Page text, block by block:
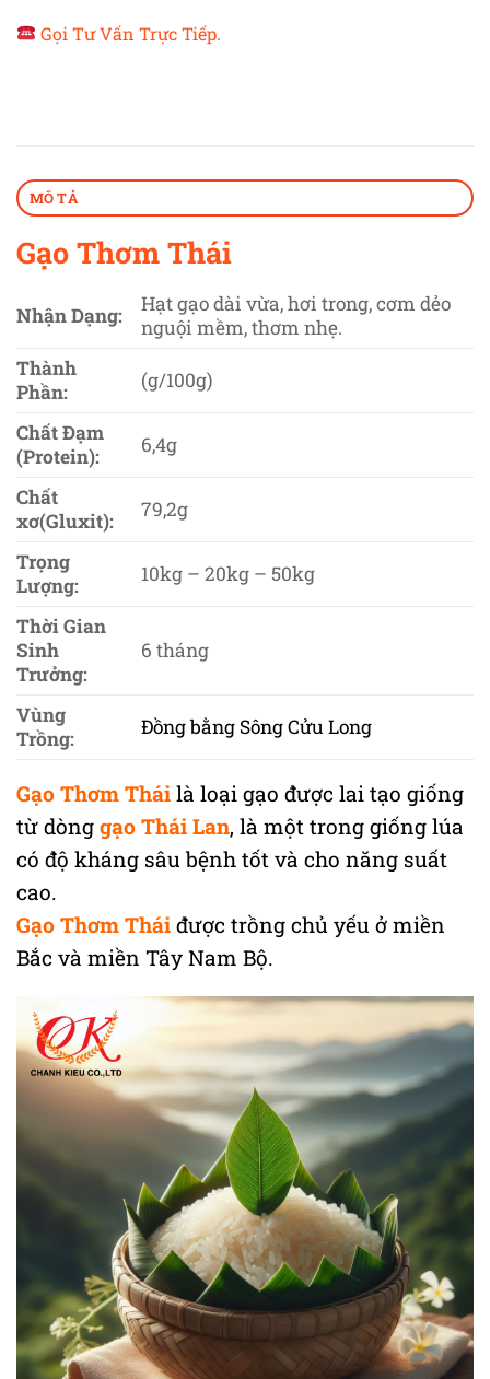
Gọi Tư Vấn Trực Tiếp.
MÔ TẢ
Gạo Thơm Thái
Nhận Dạng:
Hạt gạo dài vừa, hơi trong, cơm dẻo
nguội mềm, thơm nhẹ.
Thành
Phần:
(g/100g)
Chất Đạm
(Protein):
6,4g
Chất
xơ(Gluxit):
79,2g
Trọng
Lượng:
10kg – 20kg – 50kg
Thời Gian
Sinh
Trưởng:
6 tháng
Vùng
Trồng:
Đồng bằng Sông Cửu Long
Gạo Thơm Thái là loại gạo được lai tạo giống
từ dòng gạo Thái Lan, là một trong giống lúa
có độ kháng sâu bệnh tốt và cho năng suất
cao.
Gạo Thơm Thái được trồng chủ yếu ở miền
Bắc và miền Tây Nam Bộ.